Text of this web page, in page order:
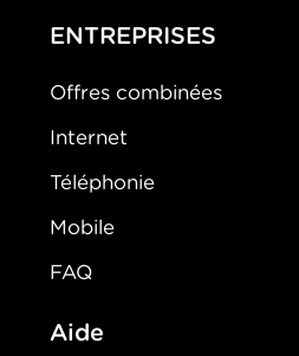
ENTREPRISES
Offres combinées
Internet
Téléphonie
Mobile
FAQ
Aide